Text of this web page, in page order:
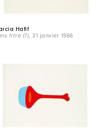
Hafif
titre (7) , 31 janvier 1966